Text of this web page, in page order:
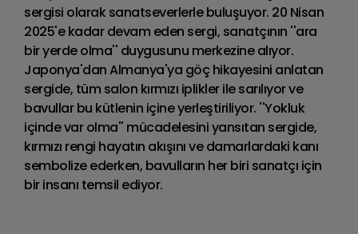
sergisi olarak sanatseverlerle buluşuyor. 20 Nisan
2025'e kadar devam eden sergi, sanatçının ''ara
bir yerde olma'' duygusunu merkezine alıyor.
Japonya'dan Almanya'ya göç hikayesini anlatan
sergide, tüm salon kırmızı iplikler ile sarılıyor ve
bavullar bu kütlenin içine yerleştiriliyor. ''Yokluk
içinde var olma'' mücadelesini yansıtan sergide,
kırmızı rengi hayatın akışını ve damarlardaki kanı
sembolize ederken, bavulların her biri sanatçı için
bir insanı temsil ediyor.